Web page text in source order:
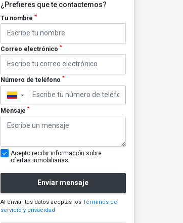
¿Prefieres que te contactemos?
Tu nombre *
Correo electrónico *
Número de teléfono *
▼
Mensaje *
Acepto recibir información sobre
ofertas inmobiliarias
Enviar mensaje
Al enviar tus datos aceptas los Términos de
servicio y privacidad